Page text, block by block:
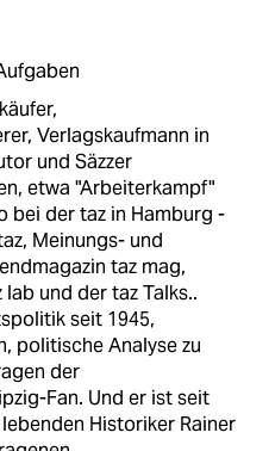
Verlagskaufmann in
und Säzzer
etwa "Arbeiterkampf"
bei der taz in Hamburg -
Meinungs- und
taz mag,
und der taz Talks..
seit 1945,
politische Analyse zu
der
Fan. Und er ist seit
Historiker Rainer